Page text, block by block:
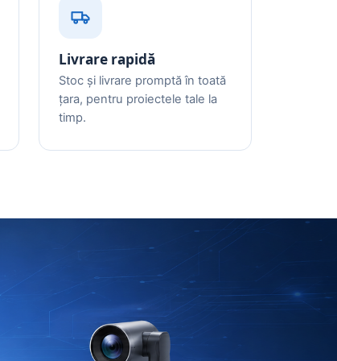
Livrare rapidă
Stoc și livrare promptă în toată
țara, pentru proiectele tale la
timp.